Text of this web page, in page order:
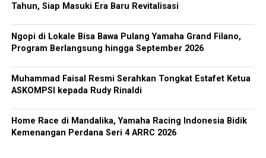
Tahun, Siap Masuki Era Baru Revitalisasi
Ngopi di Lokale Bisa Bawa Pulang Yamaha Grand Filano,
Program Berlangsung hingga September 2026
Muhammad Faisal Resmi Serahkan Tongkat Estafet Ketua
ASKOMPSI kepada Rudy Rinaldi
Home Race di Mandalika, Yamaha Racing Indonesia Bidik
Kemenangan Perdana Seri 4 ARRC 2026